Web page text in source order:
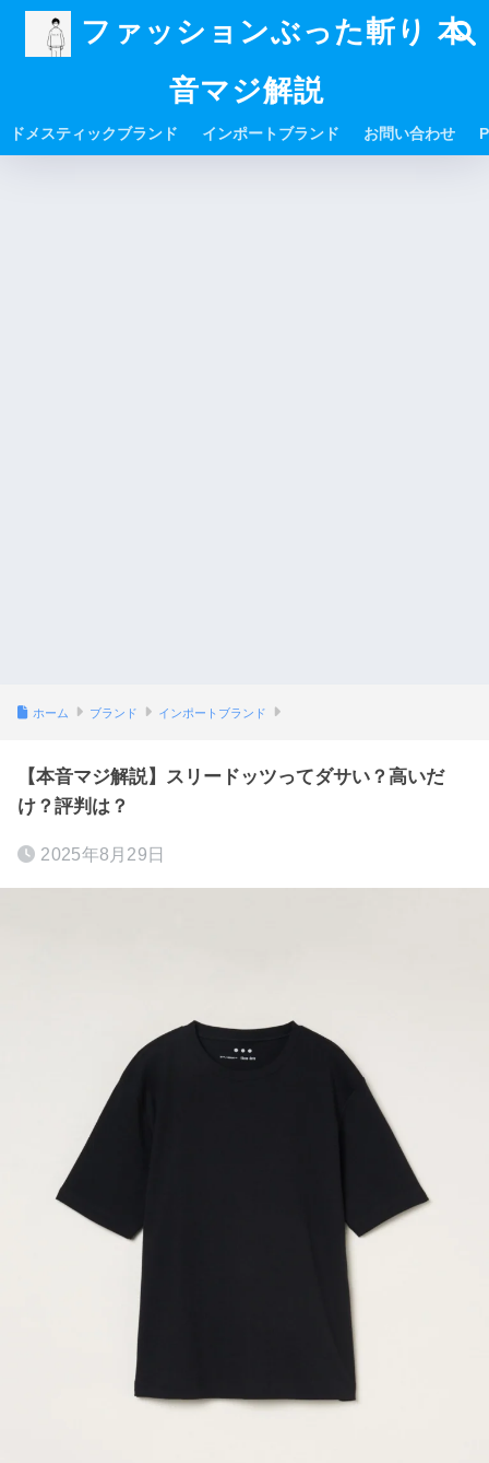
ファッションぶった斬り 本
音マジ解説
ドメスティックブランド インポートブランド お問い合わせ
ホーム ブランド インポートブランド
【本音マジ解説】スリードッツってダサい？高いだ
け？評判は？
2025年8月29日